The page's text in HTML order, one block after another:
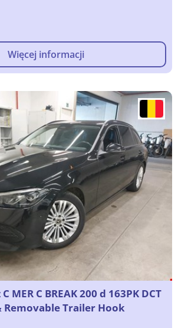
Więcej informacji
MER C BREAK 200 d 163PK DCT
Removable Trailer Hook